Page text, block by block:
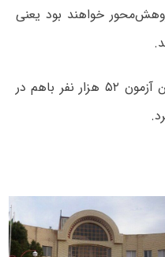
خواهند بود یعنی
براساس آمارهای اعلام شده در این‌ آزمون ۵۲ هزار نفر باهم در